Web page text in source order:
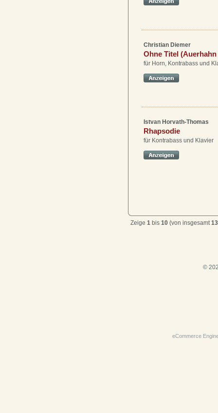
Christian Diemer
Ohne Titel
für Horn, Kontrabass und
Istvan Horvath-Thomas
Rhapsodie
für Kontrabass und Klavier
Zeige 1 bis 10 (von insgesamt13
©
eCommerce